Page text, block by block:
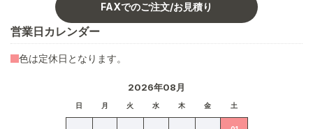
FAXでのご注文/お見積り
営業日カレンダー
2026年08月
日 月 火 水 木 金 土
色は定休日となります。